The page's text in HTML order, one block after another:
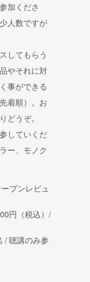
加くださ
人数ですが
してもらう
やそれに対
事ができる
着順）。お
どうぞ。
していくだ
ー、モノク
プンレビュ
円（税込）/
/ 聴講のみ参